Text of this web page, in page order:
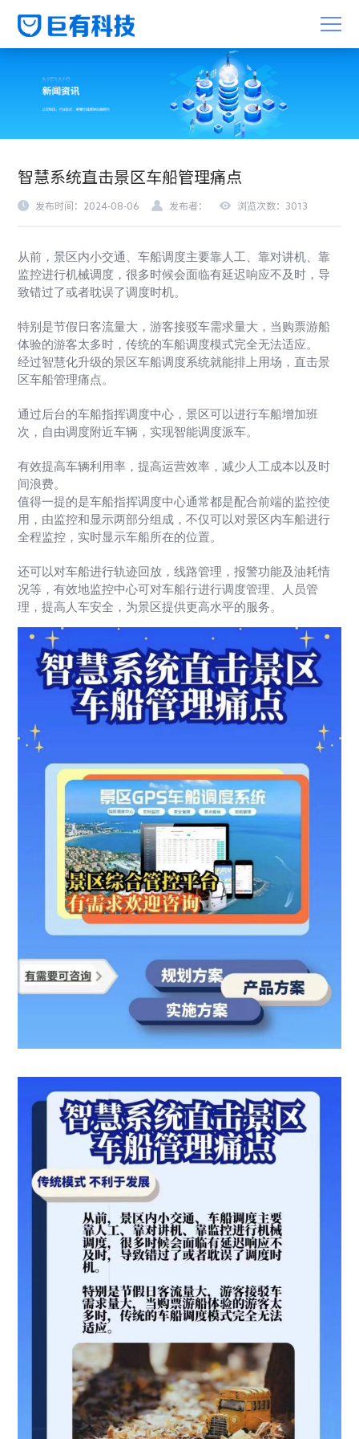
智慧系统直击景区车船管理痛点
发布时间：2024-08-06 发布者： 浏览次数：3013
从前，景区内小交通、车船调度主要靠人工、靠对讲机、靠
监控进行机械调度，很多时候会面临有延迟响应不及时，导
致错过了或者耽误了调度时机。
特别是节假日客流量大，游客接驳车需求量大，当购票游船
体验的游客太多时，传统的车船调度模式完全无法适应。
经过智慧化升级的景区车船调度系统就能排上用场，直击景
区车船管理痛点。
通过后台的车船指挥调度中心，景区可以进行车船增加班
次，自由调度附近车辆，实现智能调度派车。
有效提高车辆利用率，提高运营效率，减少人工成本以及时
间浪费。
值得一提的是车船指挥调度中心通常都是配合前端的监控使
用，由监控和显示两部分组成，不仅可以对景区内车船进行
全程监控，实时显示车船所在的位置。
还可以对车船进行轨迹回放，线路管理，报警功能及油耗情
况等，有效地监控中心可对车船行进行调度管理、人员管
理，提高人车安全，为景区提供更高水平的服务。